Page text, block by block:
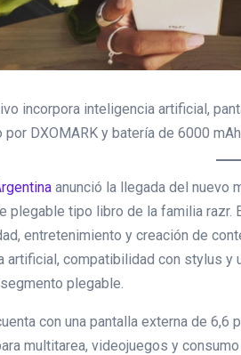
incorpora inteligencia artificial,
por DXOMARK y batería de 6000
anunció la llegada del nuevo
plegable tipo libro de la familia razr.
entretenimiento y creación de
artificial, compatibilidad con stylus
plegable.
con una pantalla externa de 6,6
multitarea, videojuegos y